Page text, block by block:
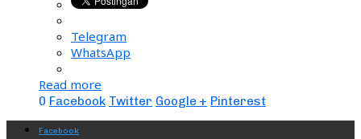
Telegram
WhatsApp
Read more
0 Facebook Twitter Google + Pinterest
Facebook